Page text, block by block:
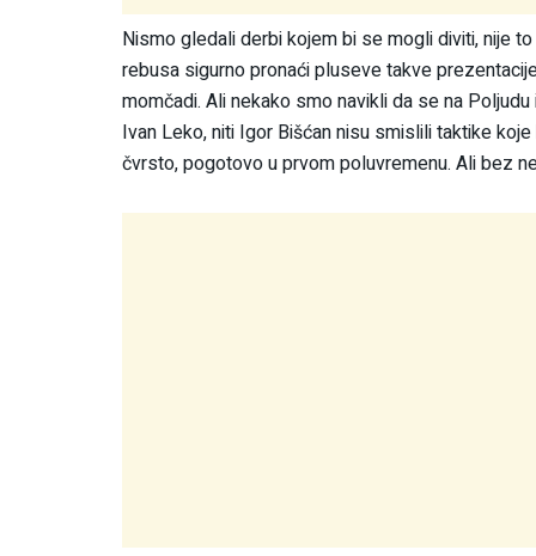
Nismo gledali derbi kojem bi se mogli diviti, nije
rebusa sigurno pronaći pluseve takve
momčadi. Ali nekako smo navikli da se na
Ivan Leko, niti Igor Bišćan nisu smislili taktike
čvrsto, pogotovo u prvom poluvremenu. Ali bez